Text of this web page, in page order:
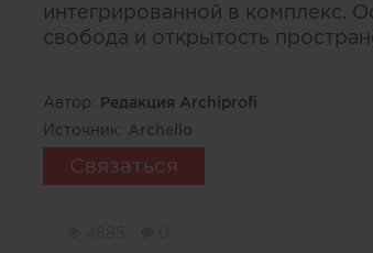
интегрированной в комплекс.
свобода и открытость
Автор: Редакция Archiprofi
Источник: Archello
Связаться